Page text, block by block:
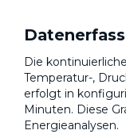
Die
Temperatur-,
erfolgt in
Minuten. Diese
Energieanalysen.